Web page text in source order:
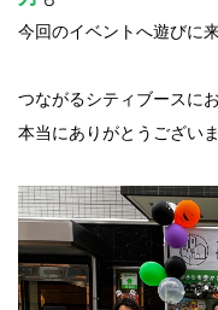
今回のイベントへ遊びに
つながるシティブースに
本当にありがとうござい